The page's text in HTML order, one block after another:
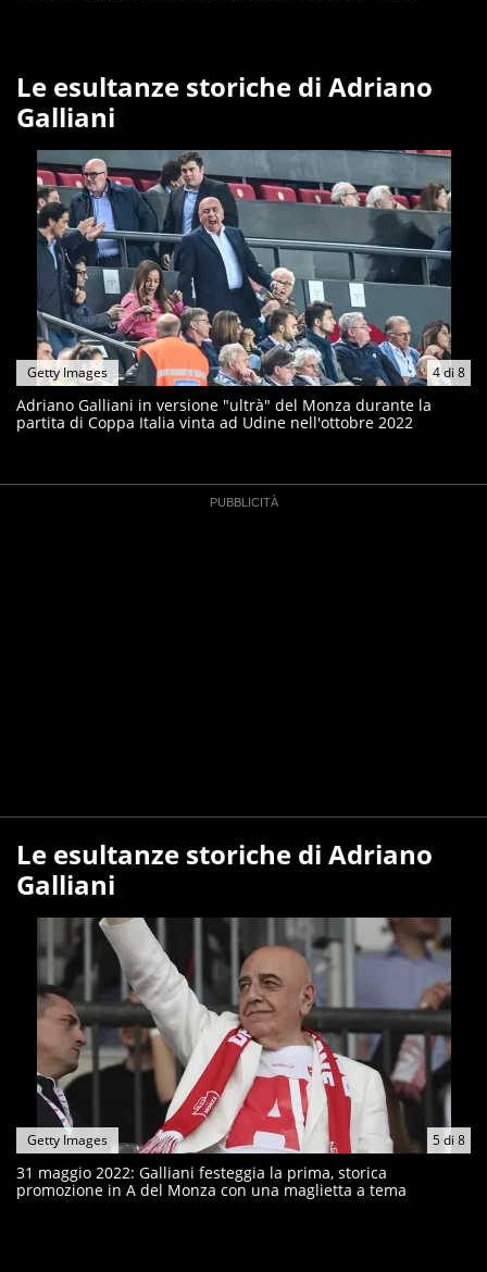
Le esultanze storiche di Adriano
Galliani
4di 8
Getty Images
Adriano Galliani in versione "ultrà" del Monza durante la
partita di Coppa Italia vinta ad Udine nell'ottobre 2022
Le esultanze storiche di Adriano
Galliani
5di 8
Getty Images
31 maggio 2022: Galliani festeggia la prima, storica
promozione in A del Monza con una maglietta a tema